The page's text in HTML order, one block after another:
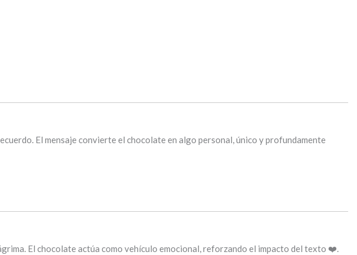
El mensaje convierte el chocolate en algo personal, único y profundamente
El chocolate actúa como vehículo emocional, reforzando el impacto del texto ❤️.